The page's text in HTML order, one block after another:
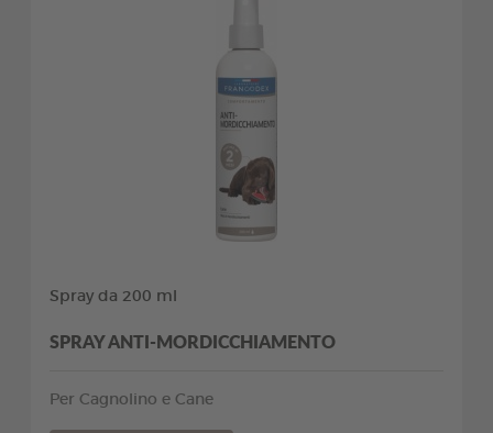
Spray da 200 ml
SPRAY ANTI-MORDICCHIAMENTO
Per Cagnolino e Cane